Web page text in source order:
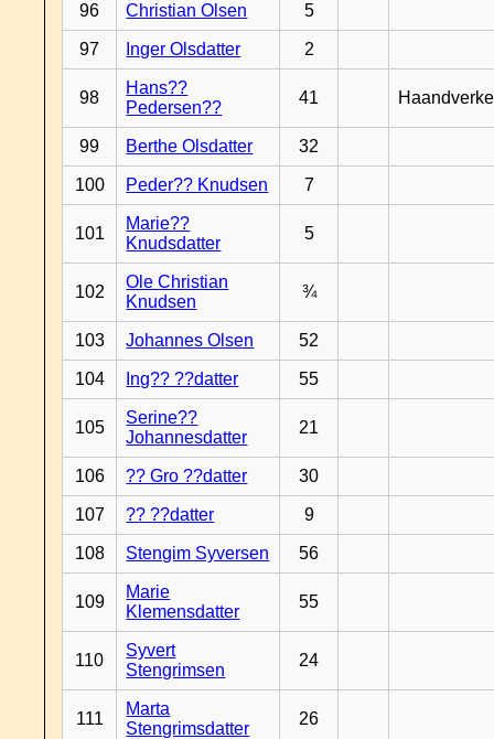
96 Christian Olsen 5
97 Inger Olsdatter 2
98
Hans??
Pedersen??
41
99 Berthe Olsdatter 32
100 Peder?? Knudsen 7
101
Marie??
Knudsdatter
5
102
Ole Christian
Knudsen
¾
103 Johannes Olsen 52
104 Ing?? ??datter 55
105
Serine??
Johannesdatter
21
106 ?? Gro ??datter 30
107 ?? ??datter 9
108 Stengim Syversen 56
109
Marie
Klemensdatter
55
110
Syvert
Stengrimsen
24
111
Marta
Stengrimsdatter
26